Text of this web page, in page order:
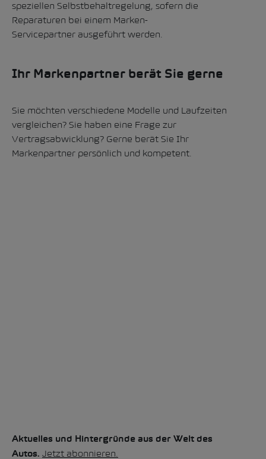
speziellen Selbstbehaltregelung, sofern die
Reparaturen bei einem Marken-
Servicepartner ausgeführt werden.
Ihr Markenpartner berät Sie gerne
Sie möchten verschiedene Modelle und Laufzeiten
vergleichen? Sie haben eine Frage zur
Vertragsabwicklung? Gerne berät Sie Ihr
Markenpartner persönlich und kompetent.
Aktuelles und Hintergründe aus der Welt des
Autos. Jetzt abonnieren.